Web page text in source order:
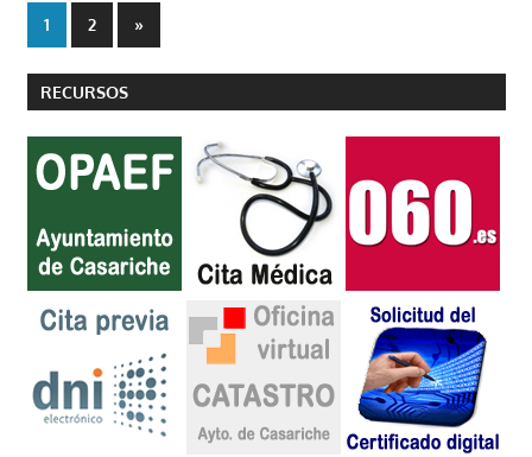
Paginación
de
entradas
1 2
Entradas
siguientes
»
RECURSOS